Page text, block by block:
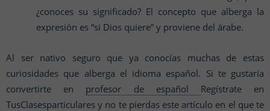
¿conoces su significado? El concepto que alberga la
expresión es “si Dios quiere” y proviene del árabe.
Al ser nativo seguro que ya conocías muchas de estas
curiosidades que alberga el idioma español. Si te gustaría
convertirte en profesor de español Regístrate en
TusClasesparticulares y no te pierdas este artículo en el que te